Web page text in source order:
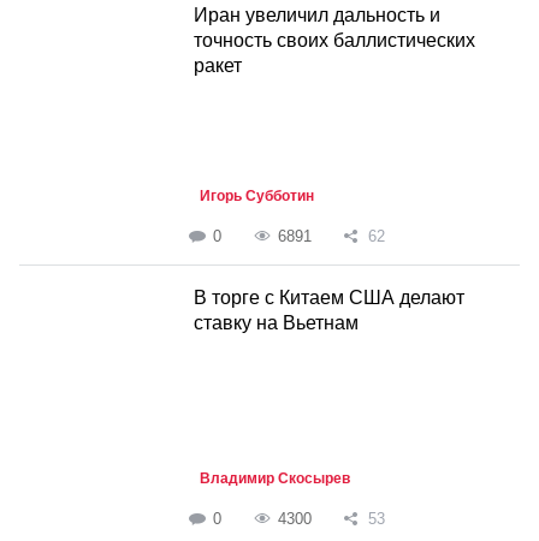
Иран увеличил дальность и
точность своих баллистических
ракет
Игорь Субботин
0 6891 62
В торге с Китаем США делают
ставку на Вьетнам
Владимир Скосырев
0 4300 53